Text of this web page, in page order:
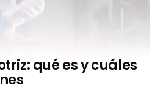
qué es y cuáles